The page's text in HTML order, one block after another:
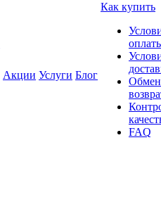
Акции Услуги Блог
Как купить
FAQ